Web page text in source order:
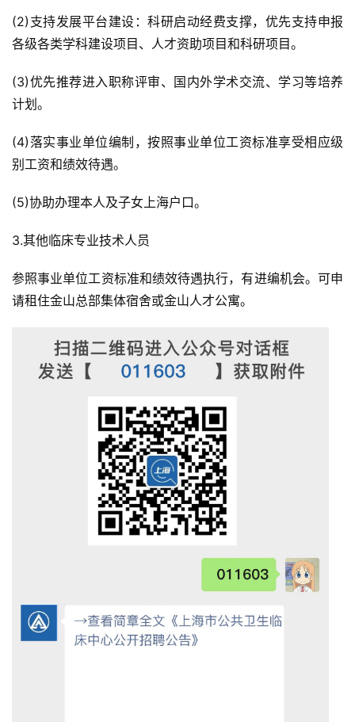
(2)支持发展平台建设：科研启动经费支撑，优先支持申报
各级各类学科建设项目、人才资助项目和科研项目。
(3)优先推荐进入职称评审、国内外学术交流、学习等培养
计划。
(4)落实事业单位编制，按照事业单位工资标准享受相应级
别工资和绩效待遇。
(5)协助办理本人及子女上海户口。
3.其他临床专业技术人员
参照事业单位工资标准和绩效待遇执行，有进编机会。可申
请租住金山总部集体宿舍或金山人才公寓。